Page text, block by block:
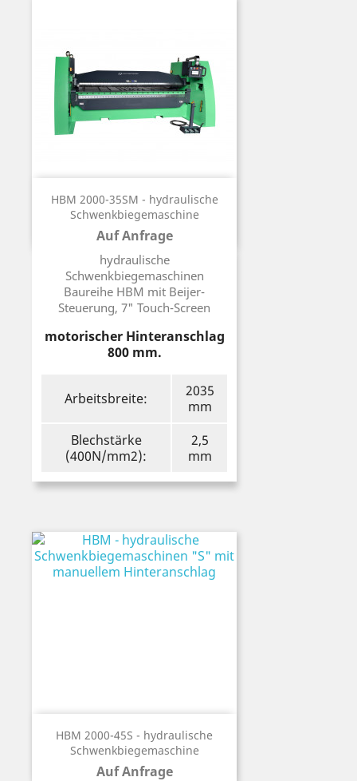
HBM 2000-35SM - hydraulische
Schwenkbiegemaschine
Auf Anfrage
Preis
hydraulische
Schwenkbiegemaschinen
Baureihe HBM mit Beijer-
Steuerung, 7" Touch-Screen
motorischer Hinteranschlag
800 mm.
Arbeitsbreite:
2035
mm
Blechstärke
(400N/mm2):
2,5
mm
HBM 2000-45S - hydraulische
Schwenkbiegemaschine
Auf Anfrage